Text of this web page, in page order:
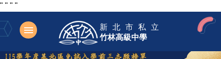
" " " "
跳
到
要
新北市私立
竹林高級中學